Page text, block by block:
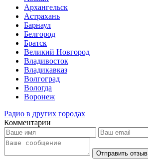
Архангельск
Астрахань
Барнаул
Белгород
Братск
Великий Новгород
Владивосток
Владикавказ
Волгоград
Вологда
Воронеж
Радио в других городах
Комментарии
Отправить отзыв